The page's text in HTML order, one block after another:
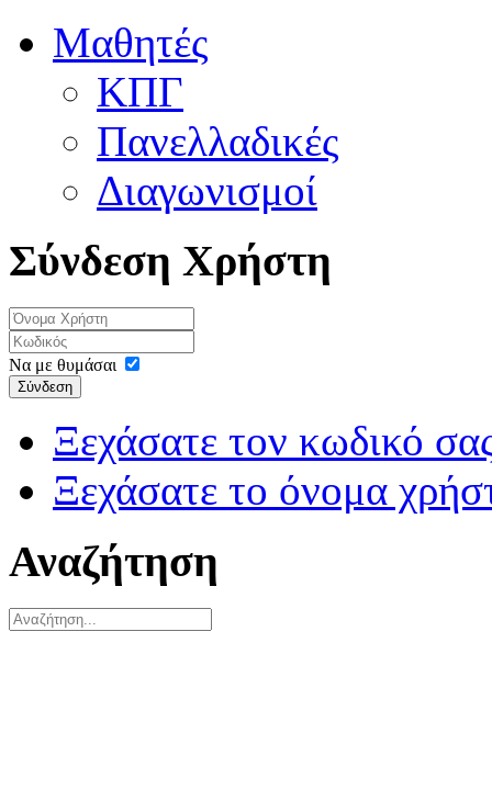
Μαθητές
ΚΠΓ
Πανελλαδικές
Διαγωνισμοί
Σύνδεση Χρήστη
Να με θυμάσαι
Σύνδεση
Ξεχάσατε τον κωδικό
Ξεχάσατε το όνομα
Αναζήτηση